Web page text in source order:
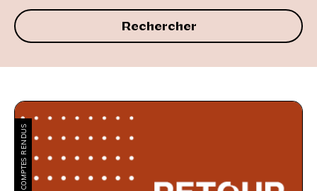
Rechercher
COMPTES RENDUS